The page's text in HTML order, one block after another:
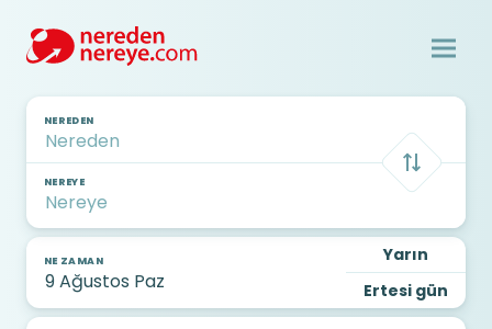
NEREDEN
NEREYE
NE ZAMAN
Yarın
Ertesi gün